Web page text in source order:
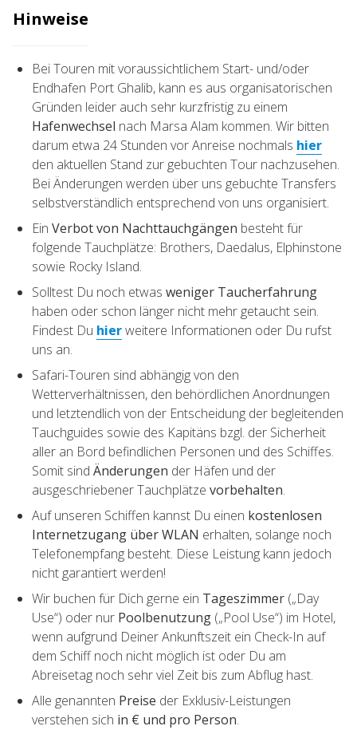
Hinweise
Bei Touren mit voraussichtlichem Start- und/oder
Endhafen Port Ghalib, kann es aus organisatorischen
Gründen leider auch sehr kurzfristig zu einem
Hafenwechsel nach Marsa Alam kommen. Wir bitten
darum etwa 24 Stunden vor Anreise nochmals hier
den aktuellen Stand zur gebuchten Tour nachzusehen.
Bei Änderungen werden über uns gebuchte Transfers
selbstverständlich entsprechend von uns organisiert.
Ein Verbot von Nachttauchgängen besteht für
folgende Tauchplätze: Brothers, Daedalus, Elphinstone
sowie Rocky Island.
Solltest Du noch etwas weniger Taucherfahrung
haben oder schon länger nicht mehr getaucht sein.
Findest Du hierweitere Informationen oder Du rufst
uns an.
Safari-Touren sind abhängig von den
Wetterverhältnissen, den behördlichen Anordnungen
und letztendlich von der Entscheidung der begleitenden
Tauchguides sowie des Kapitäns bzgl. der Sicherheit
aller an Bord befindlichen Personen und des Schiffes.
Somit sind Änderungen der Häfen und der
ausgeschriebener Tauchplätze vorbehalten.
Auf unseren Schiffen kannst Du einen kostenlosen
Internetzugang über WLAN erhalten, solange noch
Telefonempfang besteht. Diese Leistung kann jedoch
nicht garantiert werden!
Wir buchen für Dich gerne ein Tageszimmer („Day
Use“) oder nur Poolbenutzung („Pool Use“) im Hotel,
wenn aufgrund Deiner Ankunftszeit ein Check-In auf
dem Schiff noch nicht möglich ist oder Du am
Abreisetag noch sehr viel Zeit bis zum Abflug hast.
Alle genannten Preise der Exklusiv-Leistungen
verstehen sich in € und pro Person.